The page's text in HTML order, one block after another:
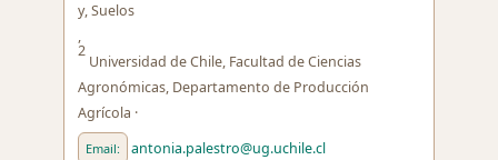
y, Suelos
,
2
Universidad de Chile, Facultad de Ciencias
Agronómicas, Departamento de Producción
Agrícola ·
Email:
antonia.palestro@ug.uchile.cl